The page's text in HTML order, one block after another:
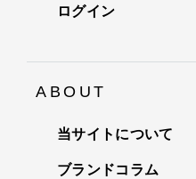
ログイン
ABOUT
当サイトについて
ブランドコラム